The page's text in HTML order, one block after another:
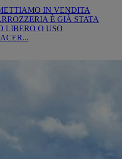
IN VENDITA
È GIÀ STATA
LIBERO O USO